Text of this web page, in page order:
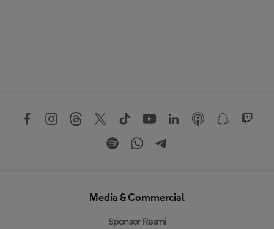
Media & Commercial
Sponsor Resmi